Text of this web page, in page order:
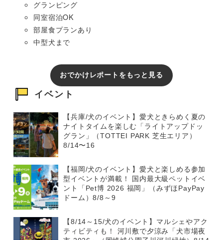
グランピング
同室宿泊OK
部屋食プランあり
中型犬まで
おでかけレポートをもっと見る
イベント
【兵庫/犬のイベント】愛犬ときらめく夏の
ナイトタイムを楽しむ「ライトアップドッ
グラン」（TOTTEI PARK 芝生エリア）
8/14〜16
【福岡/犬のイベント】愛犬と楽しめる参加
型イベントが満載！ 国内最大級ペットイベ
ント「Pet博 2026 福岡」（みずほPayPay
ドーム）8/8～9
【8/14～15/犬のイベント】マルシェやアク
ティビティも！ 河川敷で夕涼み「犬市場夜